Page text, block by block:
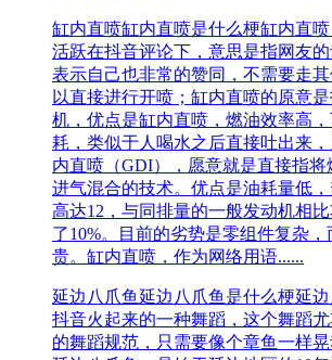
缸内直喷缸内直喷是什么梗缸内直
活跃在抖音评论下，意思是指网友的
表示自己也非常的赞同，不需要走
以直接进行开喷；缸内直喷的原意
机，优点是缸内直喷，燃油效率高
耗，类似于人喝水之后直接吐出来
内直喷（GDI），愿意就是直接指
进气混合的技术。优点是油耗量低
高达12，与同排量的一般发动机相
了10%。目前的劣势是零组件复杂
贵。缸内直喷，作为网络用语......
延边八爪鱼延边八爪鱼是什么梗延
抖音火起来的一种舞蹈，这个舞蹈
的舞蹈规范，只需要像个章鱼一样晃